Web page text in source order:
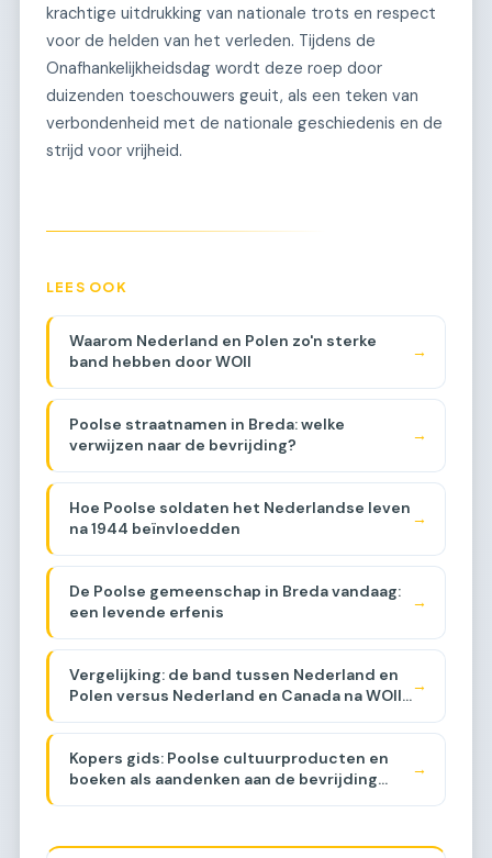
krachtige uitdrukking van nationale trots en respect
voor de helden van het verleden. Tijdens de
Onafhankelijkheidsdag wordt deze roep door
duizenden toeschouwers geuit, als een teken van
verbondenheid met de nationale geschiedenis en de
strijd voor vrijheid.
LEES OOK
Waarom Nederland en Polen zo'n sterke
band hebben door WOII
→
Poolse straatnamen in Breda: welke
verwijzen naar de bevrijding?
→
Hoe Poolse soldaten het Nederlandse leven
na 1944 beïnvloedden
→
De Poolse gemeenschap in Breda vandaag:
een levende erfenis
→
Vergelijking: de band tussen Nederland en
Polen versus Nederland en Canada na WOII
→
Kopers gids: Poolse cultuurproducten en
boeken als aandenken aan de bevrijding
→